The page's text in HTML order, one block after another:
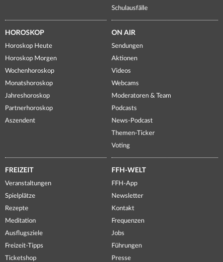
Schulausfälle
HOROSKOP
Horoskop Heute
Horoskop Morgen
Wochenhoroskop
Monatshoroskop
Jahreshoroskop
Partnerhoroskop
Aszendent
ON AIR
Sendungen
Aktionen
Videos
Webcams
Moderatoren & Team
Podcasts
News-Podcast
Themen-Ticker
Voting
FREIZEIT
Veranstaltungen
Spielplätze
Rezepte
Meditation
Ausflugsziele
Freizeit-Tipps
Ticketshop
FFH-WELT
FFH-App
Newsletter
Kontakt
Frequenzen
Jobs
Führungen
Presse